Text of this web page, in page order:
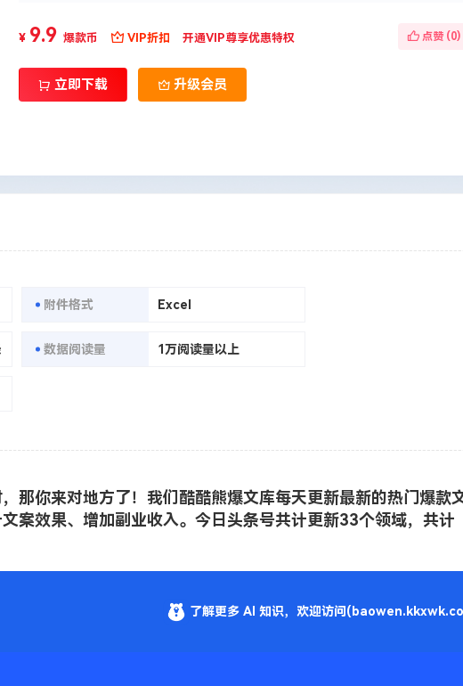
¥ 9.9 爆款币 VIP折扣 开通VIP尊享优惠特权 点赞 (0)
立即下载 升级会员
附件格式 Excel
数据阅读量 1万阅读量以上
那你来对地方了！我们酷酷熊爆文库每天更新最新的热门爆款
案效果、增加副业收入。今日头条号共计更新33个领域，共计
了解更多 AI 知识，欢迎访问